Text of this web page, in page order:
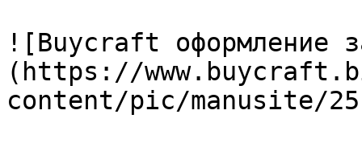
![Buycraft оформление
(https://
content/pic/manusite/